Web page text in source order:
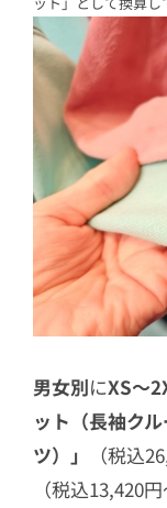
男女別にXS〜
ット（長袖ク
ツ）」
（税込
（税込13,420円